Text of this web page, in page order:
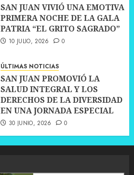
SAN JUAN VIVIÓ UNA EMOTIVA
PRIMERA NOCHE DE LA GALA
PATRIA “EL GRITO SAGRADO”
10 JULIO, 2026 0
ÚLTIMAS NOTICIAS
SAN JUAN PROMOVIÓ LA
SALUD INTEGRAL Y LOS
DERECHOS DE LA DIVERSIDAD
EN UNA JORNADA ESPECIAL
30 JUNIO, 2026 0